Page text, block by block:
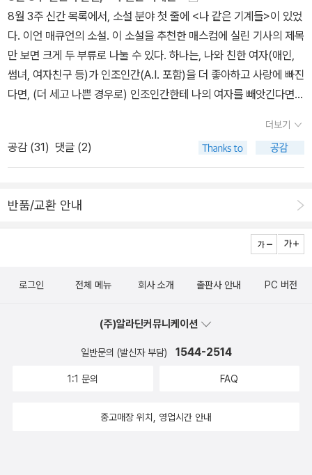
보였다.(나중에 아담이 찰리에게 한 고백 중에 사용한 골때리는 단어
때문에 찰리 만큼이나 나도 혼란스러웠음을 고백한다.)유일하게 판타
지 장르스럽다고 느꼈던 장면은 아담이 찰리 대신 모니터 앞에 앉아
주식 거래를 하는 장면. 아담이 통장 잔고를 늘려가는 동안 찰리는 오
히려 소일거리를 찾아 헤매기 시작한다. 평화가 찾아왔나 싶은 그때.
라게 할 작정일까?미란다의 비밀. 아담은 고민한다. 찰리에게 어디까
지 알릴 것인가. 그리고 미란다의 비밀을 어떻게 할 것인가.˝균형˝. 아
담의 입에서 나온 단어에 의해 그가 어떻게 할 것인지 이미 결론이 나
명했으니까.유한한 존재인 인간과 다른 존재임을 그가 인식하고 있음
기계들>이 문학동네에서 출간되었기에 구입해봤다. 아니 에르노의
책 중에 국내에 출간된 책들은 다 읽었다고 기뻐하기가 무섭게, 아니
에르노의 책이 세 권이나 더 출간되었다. 일단 열린책들에서 출간된
<밖의 삶>과 <바깥 일기>를 구입했다. (남은 한 권은 사람의집에서
출간된 <아니 에르노>다). 책 디자인이 마음에 든다. 현대문학에서
출간된 강화길 작가의 <풀업>과 문학과지성사에서 출간된 한정현 작
가의 <쿄코와 쿄지>도 구입했다. 두 분 다 좋아하는 작가님이라서 매
우 기대된다. 어제 윤고은 작가님 신간도 예약 구매 완료함. 팟캐스트
￼8월 3주 신간 목록에서, 소설 분야 첫 줄에 <나 같은 기계들>이 있었
다. 이언 매큐언의 소설. 이 소설을 추천한 매스컴에 실린 기사의 제목
만 보면 크게 두 부류로 나눌 수 있다. 하나는, 나와 친한 여자(애인,
썸녀, 여자친구 등)가 인조인간(A.I. 포함)을 더 좋아하고 사랑에 빠진
다면, (더 세고 나쁜 경우로) 인조인간한테 나의 여자를 빼앗긴다면…
이다. 다른 하나는, 이언 매큐언의 최초 SF 소설임을 내세웠다. 또한,
작가의 단 하나의 SF 소설이라고도 하였다. 최초 또는 유일무이에 방
점이 찍힌 것이리라. 작가가 소설 속에서 지어낸 상황이고 허구인 줄
복제한 것과 다름이 없지 않을까, 그로 인해 복잡하고 끔찍한 일들을
더보기
공감 (31) 댓글 (2)
반품/교환 안내
로그인 전체 메뉴 회사 소개 출판사 안내 PC 버전
(주)알라딘커뮤니케이션
일반문의 (발신자 부담) 1544-2514
1:1 문의 FAQ
중고매장 위치, 영업시간 안내